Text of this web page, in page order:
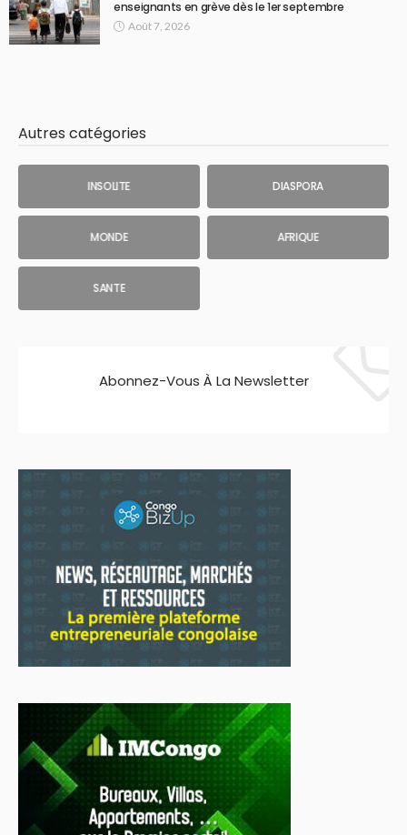
enseignants en grève dès le 1er septembre
Août 7, 2026
Autres catégories
INSOLITE DIASPORA
MONDE AFRIQUE
SANTE
Abonnez-Vous À La Newsletter